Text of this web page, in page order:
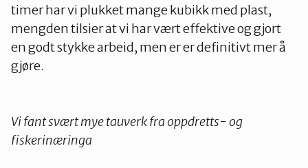
timer har vi plukket mange kubikk med plast,
mengden tilsier at vi har vært effektive og gjort
en godt stykke arbeid, men er er definitivt mer å
gjøre.
Vi fant svært mye tauverk fra oppdretts- og
fiskerinæringa